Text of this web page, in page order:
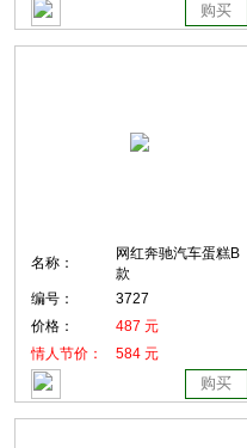
购买
名称：
网红奔驰汽车蛋糕B
款
编号：
3727
价格：
487 元
情人节价：
584 元
购买